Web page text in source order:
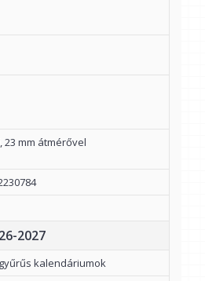
23 mm átmérővel
2027
kalendáriumok